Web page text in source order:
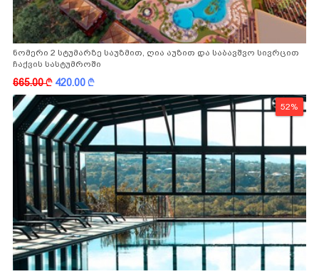
ნომერი 2 სტუმარზე საუზმით, ღია აუზით და საბავშვო სივრცით
ჩაქვის სასტუმროში
665.00k 420.00k
52%